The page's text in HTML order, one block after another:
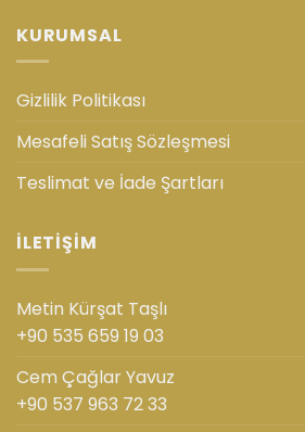
KURUMSAL
Gizlilik Politikası
Mesafeli Satış Sözleşmesi
Teslimat ve İade Şartları
İLETIŞIM
Metin Kürşat Taşlı
+90 535 659 19 03
Cem Çağlar Yavuz
+90 537 963 72 33